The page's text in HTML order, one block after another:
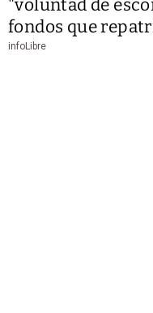
"voluntad de
fondos que
infoLibre